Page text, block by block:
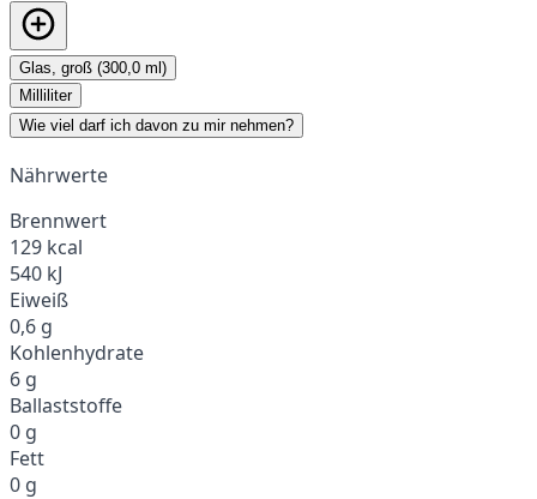
Glas, groß (300,0 ml)
Milliliter
Wie viel darf ich davon zu mir nehmen?
Nährwerte
Brennwert
129 kcal
540 kJ
Eiweiß
0,6 g
Kohlenhydrate
6 g
Ballaststoffe
0 g
Fett
0 g